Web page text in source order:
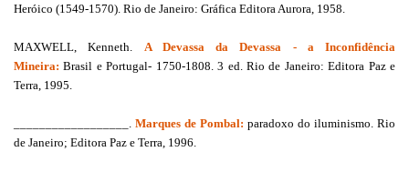
Heróico (1549-1570). Rio de Janeiro: Gráfica Editora Aurora, 1958.
MAXWELL, Kenneth. A Devassa da Devassa - a Inconfidência
Mineira: Brasil e Portugal- 1750-1808. 3 ed. Rio de Janeiro: Editora Paz e
Terra, 1995.
Marques de Pombal: paradoxo do iluminismo. Rio
de Janeiro; Editora Paz e Terra, 1996.